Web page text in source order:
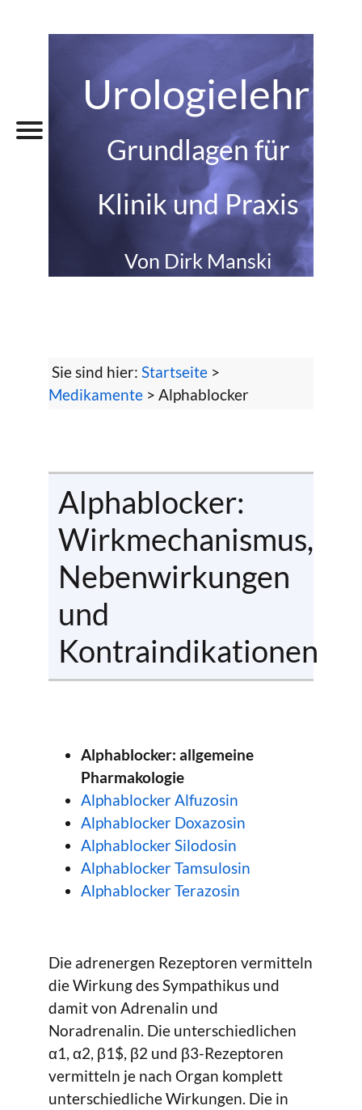
Grundlagen für
Klinik und Praxis
Von Dirk Manski
Sie sind hier: Startseite >
Medikamente > Alphablocker
Alphablocker:
Wirkmechanismus,
Nebenwirkungen
und
Kontraindikationen
Alphablocker: allgemeine
Pharmakologie
Alphablocker Alfuzosin
Alphablocker Doxazosin
Alphablocker Silodosin
Alphablocker Tamsulosin
Alphablocker Terazosin
Die adrenergen Rezeptoren vermitteln
die Wirkung des Sympathikus und
damit von Adrenalin und
Noradrenalin. Die unterschiedlichen
α1, α2, β1$, β2 und β3-Rezeptoren
vermitteln je nach Organ komplett
unterschiedliche Wirkungen. Die in